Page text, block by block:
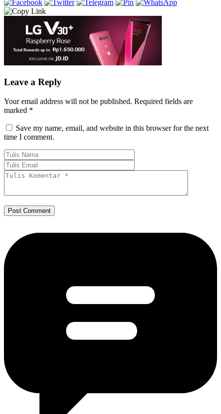
Leave a Reply
Your email address will not be published. Required fields are
marked *
Save my name, email, and website in this browser for the next
time I comment.